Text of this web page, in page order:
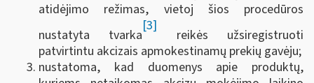
atidėjimo režimas, vietoj šios procedūros
nustatyta tvarka
[3]
reikės užsiregistruoti
patvirtintu akcizais apmokestinamų prekių gavėju;
nustatoma, kad duomenys apie produktų,